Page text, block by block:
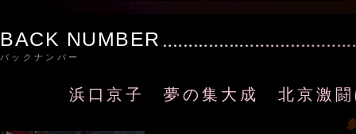
BACK NUMBER
バックナンバー
浜口京子 夢の集大成 北京激闘